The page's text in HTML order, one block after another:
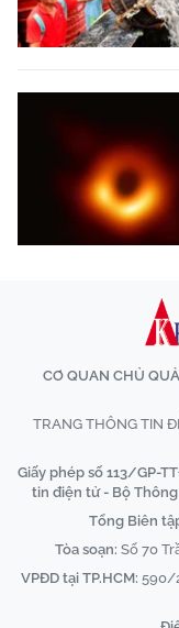
CƠ QUAN CHỦ
TRANG THÔNG TIN
Giấy phép số 113/GP-
tin điện tử - Bộ
Tổng Biên
Tòa soạn: Số 70
VPĐD tại TP.HCM: 590/